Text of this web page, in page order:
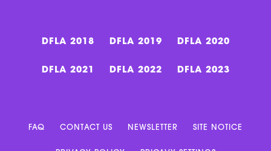
DFLA 2018 DFLA 2019 DFLA 2020
DFLA 2021 DFLA 2022 DFLA 2023
FAQ CONTACT US NEWSLETTER SITE NOTICE